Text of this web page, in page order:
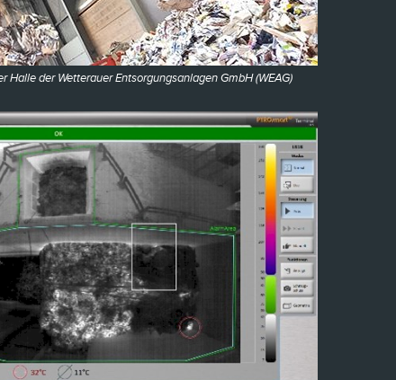
der Wetterauer Entsorgungsanlagen GmbH (WEAG)